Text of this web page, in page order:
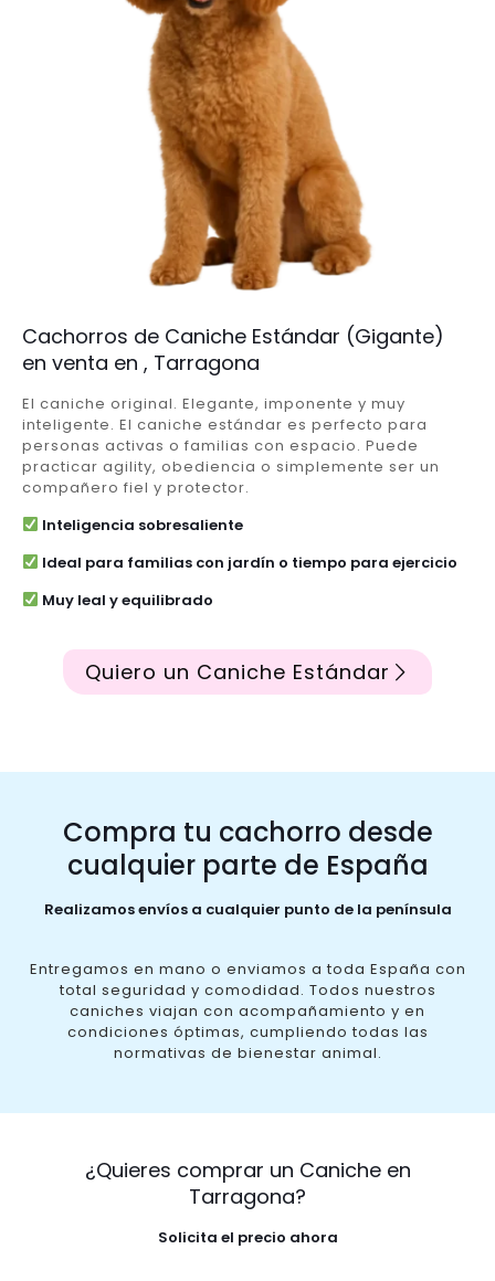
Cachorros de Caniche Estándar (Gigante)
en venta en , Tarragona
El caniche original. Elegante, imponente y muy
inteligente. El caniche estándar es perfecto para
personas activas o familias con espacio. Puede
practicar agility, obediencia o simplemente ser un
compañero fiel y protector.
Inteligencia sobresaliente
Ideal para familias con jardín o tiempo para ejercicio
Muy leal y equilibrado
Quiero un Caniche Estándar
Compra tu cachorro desde
cualquier parte de España
Realizamos envíos a cualquier punto de la península
Entregamos en mano o enviamos a toda España con
total seguridad y comodidad. Todos nuestros
caniches viajan con acompañamiento y en
condiciones óptimas, cumpliendo todas las
normativas de bienestar animal.
¿Quieres comprar un Caniche en
Tarragona?
Solicita el precio ahora